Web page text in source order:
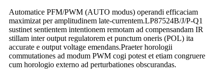
Automatice PFM/PWM (AUTO modus) operandi efficaciam
maximizat per amplitudinem late-currentem.LP87524B/J/P-Q1
sustinet sentientem intentionem remotam ad compensandam IR
stillam inter output regulatorem et punctum oneris (POL) ita
accurate e output voltage emendans.Praeter horologii
commutationes ad modum PWM cogi potest et etiam congruere
cum horologio externo ad perturbationes obscurandas.